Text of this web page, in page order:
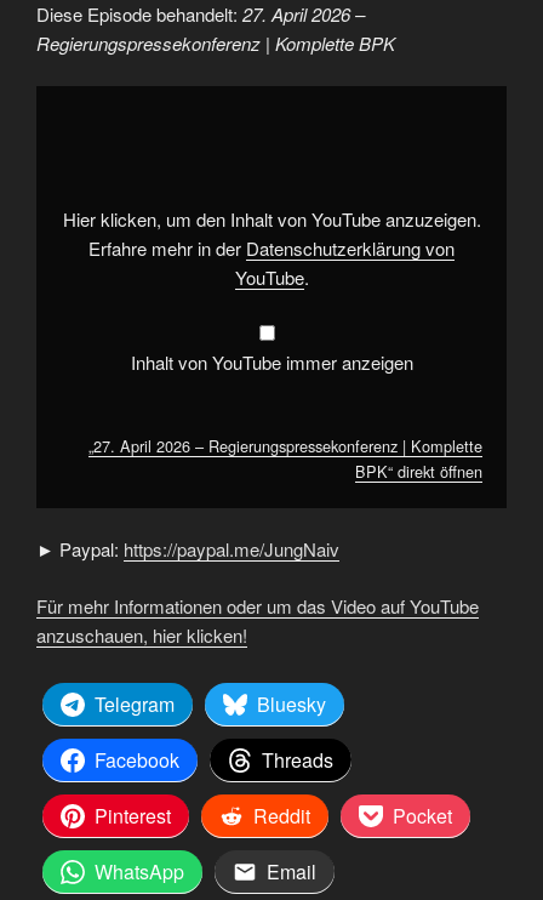
Diese Episode behandelt: 27. April 2026 –
Regierungspressekonferenz | Komplette BPK
„27.
BPK“
von
YouTube
anzeigen
Hier klicken, um den Inhalt von YouTube anzuzeigen.
Erfahre mehr in der Datenschutzerklärung von
YouTube.
Inhalt von YouTube immer anzeigen
„27. April 2026 – Regierungspressekonferenz | Komplette
BPK“ direkt öffnen
► Paypal: https://paypal.me/JungNaiv
Für mehr Informationen oder um das Video auf YouTube
anzuschauen, hier klicken!
Telegram
Bluesky
Facebook
Threads
Pinterest
Reddit
Pocket
WhatsApp
Email